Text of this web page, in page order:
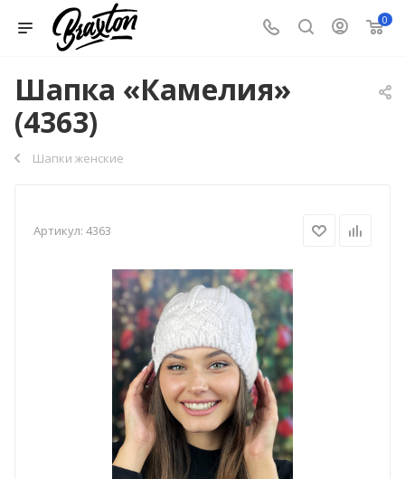
0
Шапка «Камелия»
(4363)
Шапки женские
Артикул: 4363